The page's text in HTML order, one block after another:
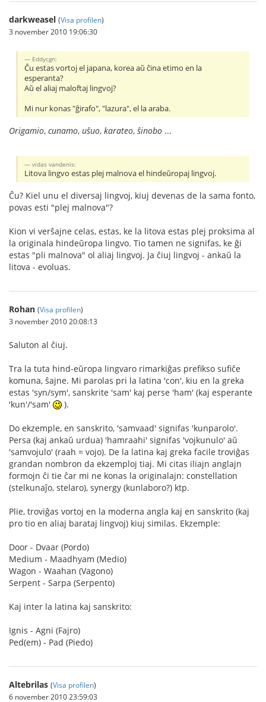
darkweasel (Visa profilen)
3 november 2010 19:06:30
Eddycgn:
Ĉu estas vortoj el japana, korea aŭ ĉina etimo en la
esperanta?
Aŭ el aliaj maloftaj lingvoj?
Mi nur konas "ĝirafo", "lazura", el la araba.
Origamio, cunamo, uŝuo, karateo, ŝinobo ...
vidas vandenis:
Litova lingvo estas plej malnova el hindeŭropaj lingvoj.
Ĉu? Kiel unu el diversaj lingvoj, kiuj devenas de la sama fonto,
povas esti "plej malnova"?
Kion vi verŝajne celas, estas, ke la litova estas plej proksima al
la originala hindeŭropa lingvo. Tio tamen ne signifas, ke ĝi
estas "pli malnova" ol aliaj lingvoj. Ja ĉiuj lingvoj - ankaŭ la
litova - evoluas.
Rohan (Visa profilen)
3 november 2010 20:08:13
Saluton al ĉiuj.
Tra la tuta hind-eŭropa lingvaro rimarkiĝas prefikso sufiĉe
komuna, ŝajne. Mi parolas pri la latina 'con', kiu en la greka
estas 'syn/sym', sanskrite 'sam' kaj perse 'ham' (kaj esperante
'kun'/'sam'
).
Do ekzemple, en sanskrito, 'samvaad' signifas 'kunparolo'.
Persa (kaj ankaŭ urdua) 'hamraahi' signifas 'vojkunulo' aŭ
'samvojulo' (raah = vojo). De la latina kaj greka facile troviĝas
grandan nombron da ekzemploj tiaj. Mi citas iliajn anglajn
formojn ĉi tie ĉar mi ne konas la originalajn: constellation
(stelkunaĵo, stelaro), synergy (kunlaboro?) ktp.
Plie, troviĝas vortoj en la moderna angla kaj en sanskrito (kaj
pro tio en aliaj barataj lingvoj) kiuj similas. Ekzemple:
Door - Dvaar (Pordo)
Medium - Maadhyam (Medio)
Wagon - Waahan (Vagono)
Serpent - Sarpa (Serpento)
Kaj inter la latina kaj sanskrito:
Ignis - Agni (Fajro)
Ped(em) - Pad (Piedo)
Altebrilas (Visa profilen)
6 november 2010 23:59:03